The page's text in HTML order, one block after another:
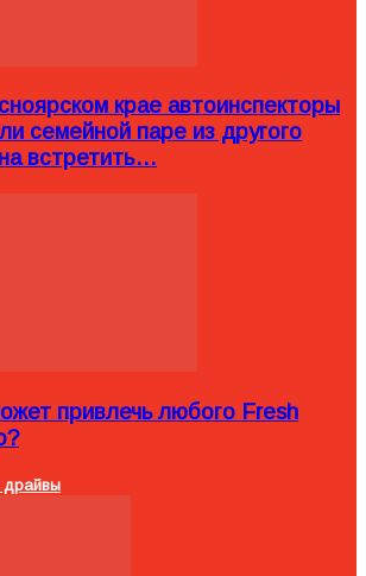
крае автоинспекторы
семейной паре из другого
встретить…
привлечь любого Fresh
драйвы